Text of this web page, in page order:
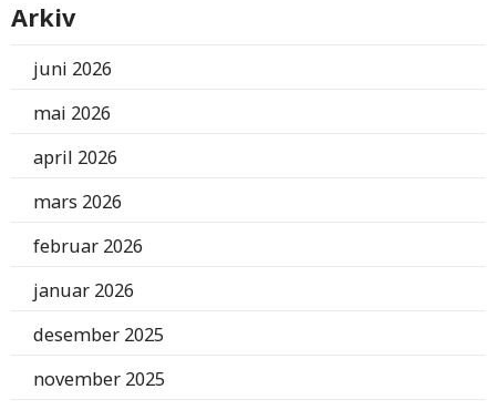
Arkiv
juni 2026
mai 2026
april 2026
mars 2026
februar 2026
januar 2026
desember 2025
november 2025